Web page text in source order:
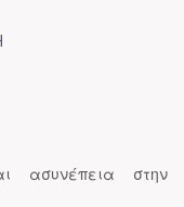
ασυνέπεια στην